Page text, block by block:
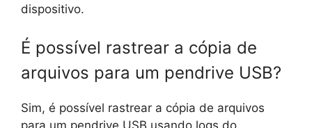
dispositivo.
É possível rastrear a cópia de
arquivos para um pendrive USB?
Sim, é possível rastrear a cópia de arquivos